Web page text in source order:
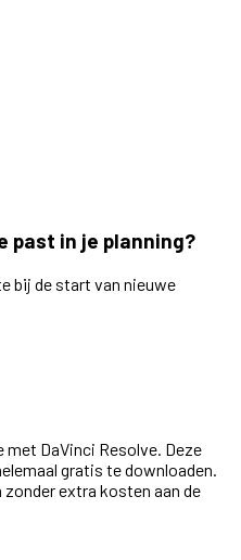
past in je planning?
bij de start van nieuwe
met DaVinci Resolve. Deze
gratis te downloaden.
extra kosten aan de